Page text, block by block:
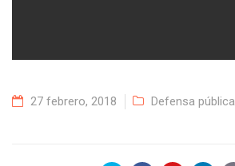
27 febrero, 2018 Defensa pública